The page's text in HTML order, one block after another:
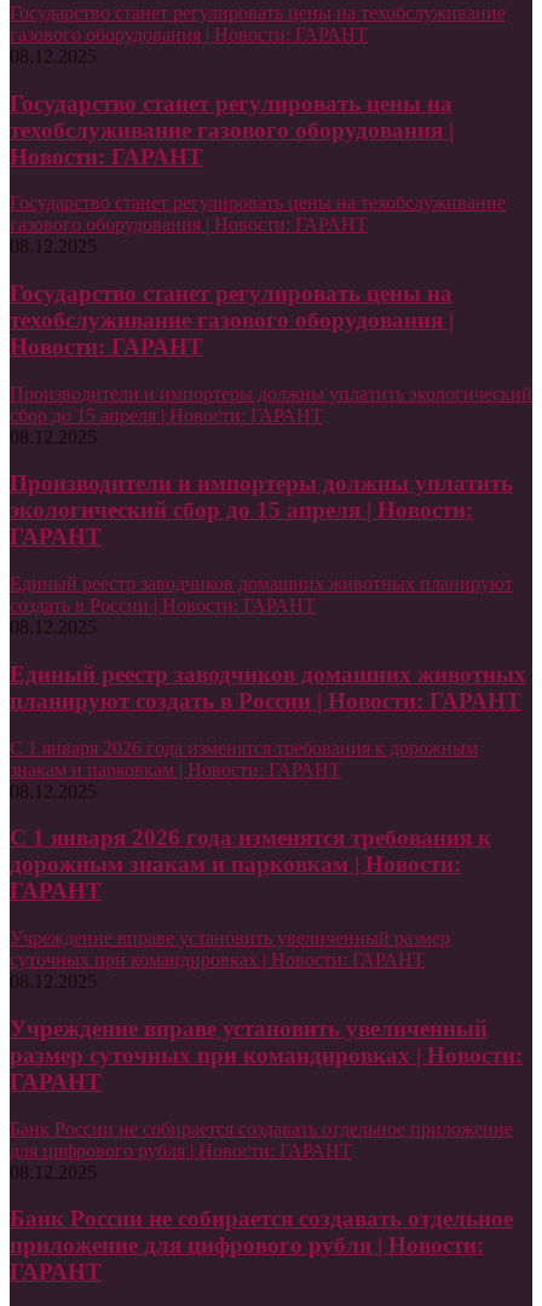
Государство станет регулировать цены на техобслуживание
газового оборудования | Новости: ГАРАНТ
08.12.2025
Государство станет регулировать цены на
техобслуживание газового оборудования |
Новости: ГАРАНТ
Государство станет регулировать цены на техобслуживание
газового оборудования | Новости: ГАРАНТ
08.12.2025
Государство станет регулировать цены на
техобслуживание газового оборудования |
Новости: ГАРАНТ
Производители и импортеры должны уплатить экологический
сбор до 15 апреля | Новости: ГАРАНТ
08.12.2025
Производители и импортеры должны уплатить
экологический сбор до 15 апреля | Новости:
ГАРАНТ
Единый реестр заводчиков домашних животных планируют
создать в России | Новости: ГАРАНТ
08.12.2025
Единый реестр заводчиков домашних животных
планируют создать в России | Новости: ГАРАНТ
С 1 января 2026 года изменятся требования к дорожным
знакам и парковкам | Новости: ГАРАНТ
08.12.2025
С 1 января 2026 года изменятся требования к
дорожным знакам и парковкам | Новости:
ГАРАНТ
Учреждение вправе установить увеличенный размер
суточных при командировках | Новости: ГАРАНТ
08.12.2025
Учреждение вправе установить увеличенный
размер суточных при командировках | Новости:
ГАРАНТ
Банк России не собирается создавать отдельное приложение
для цифрового рубля | Новости: ГАРАНТ
08.12.2025
Банк России не собирается создавать отдельное
приложение для цифрового рубля | Новости:
ГАРАНТ